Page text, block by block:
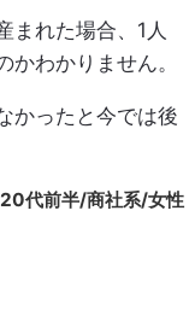
まれた場合、1人
わかりません。
かったと今では後
20代前半/商社系/女性